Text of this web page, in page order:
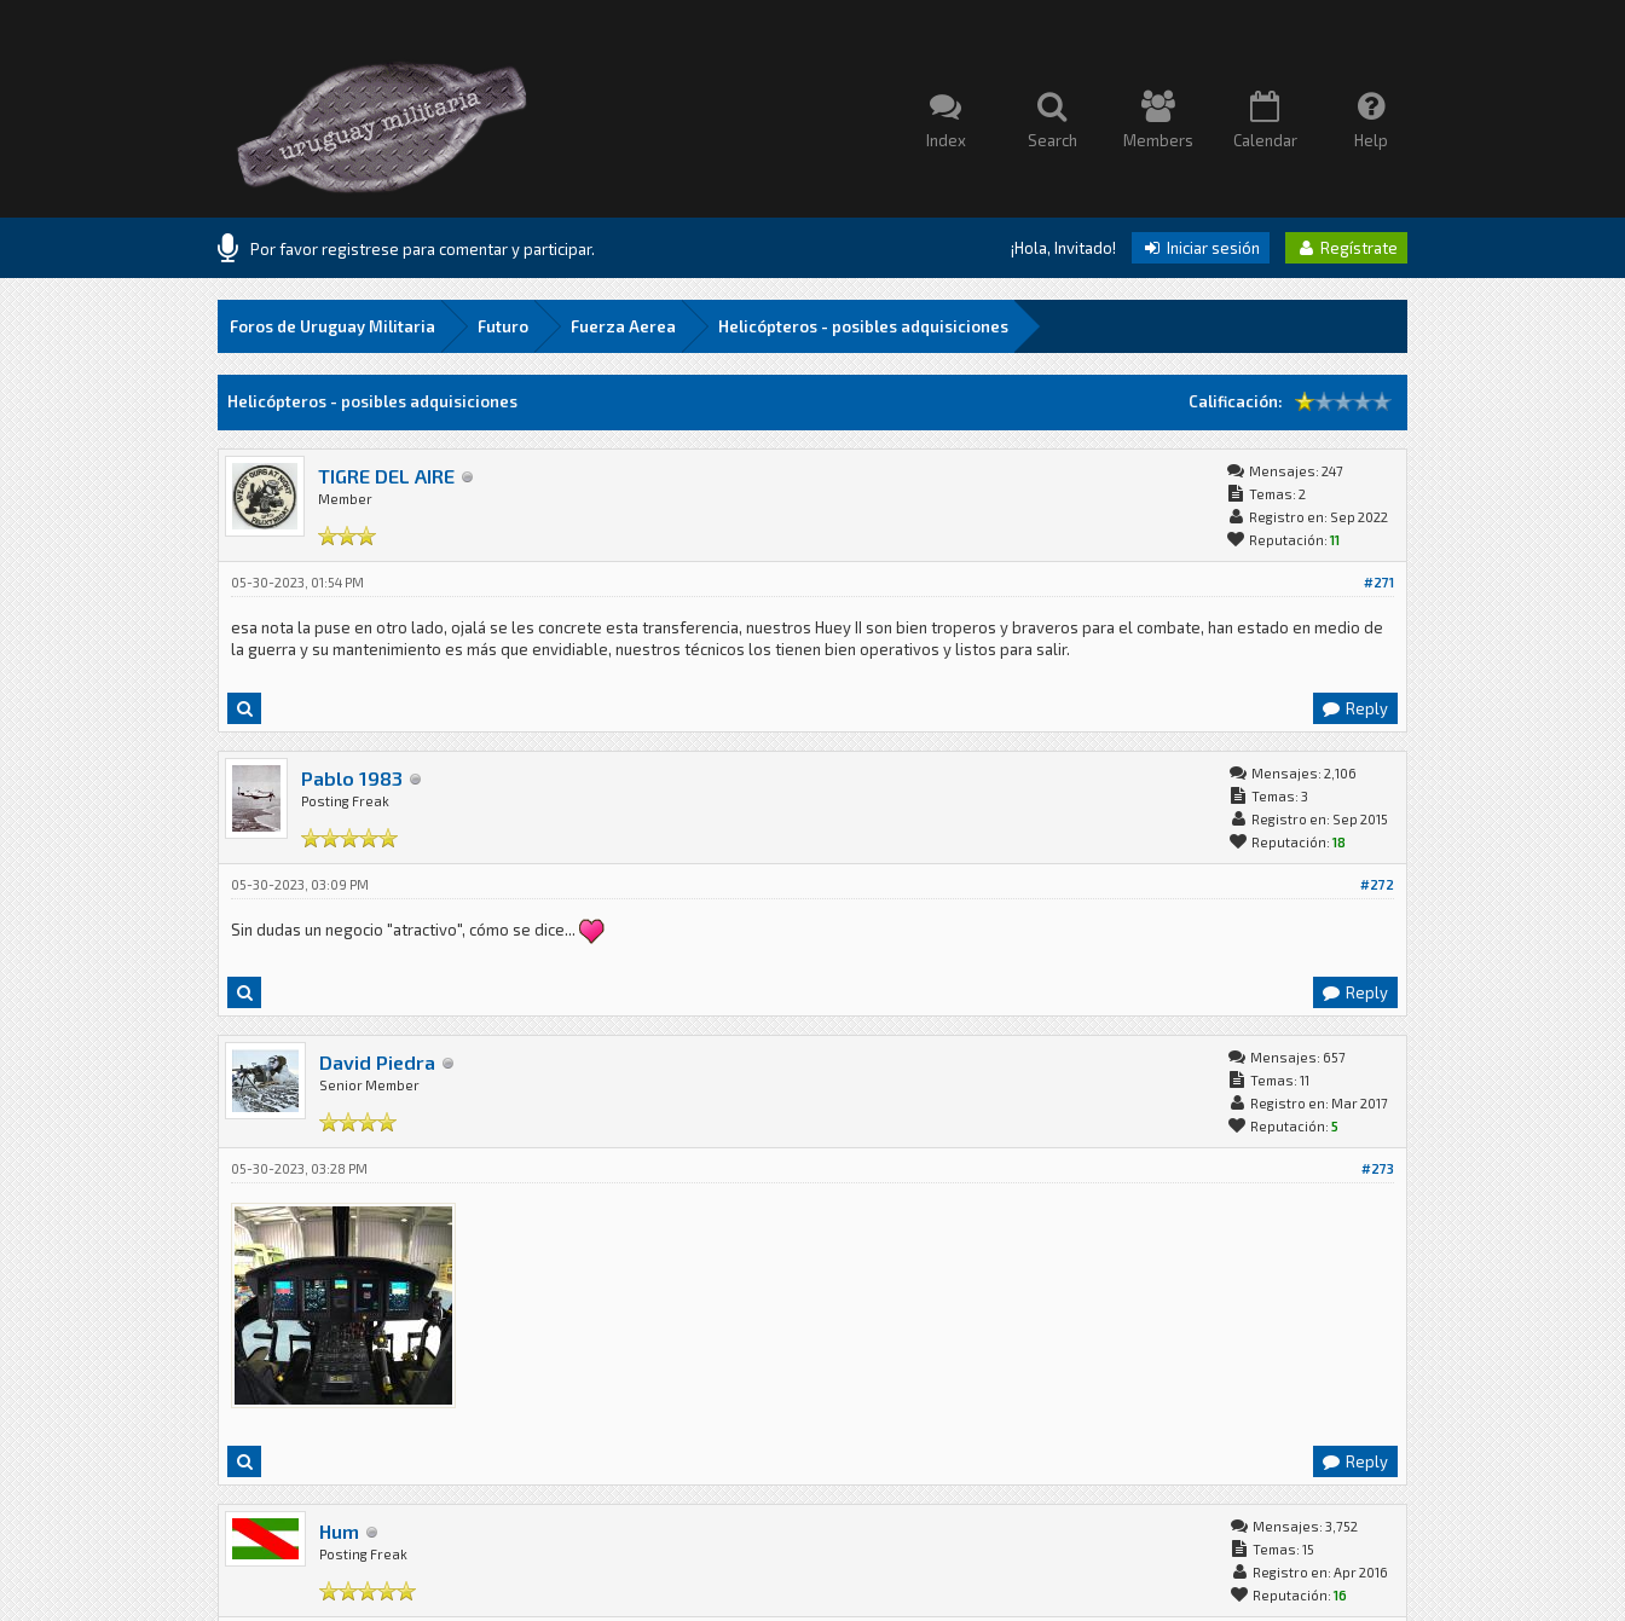
Index Search Members Calendar Help
Por favor registrese para comentar y participar. ¡Hola, Invitado! Iniciar sesión Regístrate
Foros de Uruguay Militaria Futuro Fuerza Aerea Helicópteros - posibles adquisiciones
Calificación:
16 voto(s) - 1.06 Media
1
2
3
4
5 Helicópteros - posibles adquisiciones
TIGRE DEL AIRE
Member
Mensajes: 247
Temas: 2
Registro en: Sep 2022
Reputación: 11
#271
05-30-2023, 01:54 PM
esa nota la puse en otro lado, ojalá se les concrete esta transferencia, nuestros Huey II son bien troperos y braveros para el combate, han estado en medio de
la guerra y su mantenimiento es más que envidiable, nuestros técnicos los tienen bien operativos y listos para salir.
Reply
Pablo 1983
Posting Freak
Mensajes: 2,106
Temas: 3
Registro en: Sep 2015
Reputación: 18
#272
05-30-2023, 03:09 PM
Sin dudas un negocio "atractivo", cómo se dice...
Reply
David Piedra
Senior Member
Mensajes: 657
Temas: 11
Registro en: Mar 2017
Reputación: 5
#273
05-30-2023, 03:28 PM
Reply
Hum
Posting Freak
Mensajes: 3,752
Temas: 15
Registro en: Apr 2016
Reputación: 16